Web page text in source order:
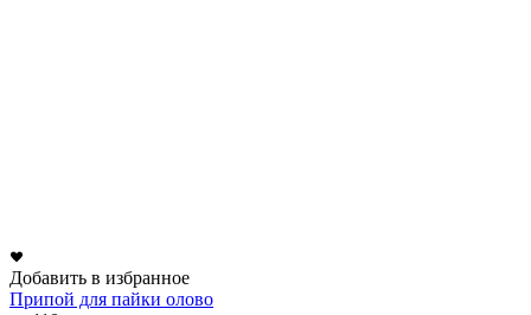
Добавить в избранное
Припой для пайки олово